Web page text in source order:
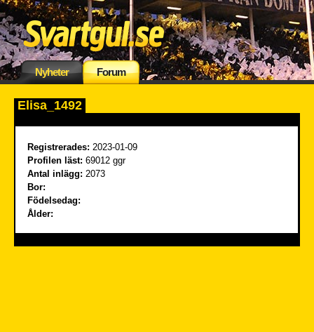
Nyheter Forum
Elisa_1492
Registrerades: 2023-01-09
Profilen läst: 69012 ggr
Antal inlägg: 2073
Bor:
Födelsedag:
Ålder: